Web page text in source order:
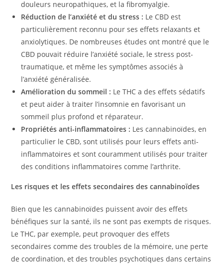
douleurs neuropathiques, et la fibromyalgie.
Réduction de l’anxiété et du stress : Le CBD est
particulièrement reconnu pour ses effets relaxants et
anxiolytiques. De nombreuses études ont montré que le
CBD pouvait réduire l’anxiété sociale, le stress post-
traumatique, et même les symptômes associés à
l’anxiété généralisée.
Amélioration du sommeil : Le THC a des effets sédatifs
et peut aider à traiter l’insomnie en favorisant un
sommeil plus profond et réparateur.
Propriétés anti-inflammatoires : Les cannabinoïdes, en
particulier le CBD, sont utilisés pour leurs effets anti-
inflammatoires et sont couramment utilisés pour traiter
des conditions inflammatoires comme l’arthrite.
Les risques et les effets secondaires des cannabinoïdes
Bien que les cannabinoïdes puissent avoir des effets
bénéfiques sur la santé, ils ne sont pas exempts de risques.
Le THC, par exemple, peut provoquer des effets
secondaires comme des troubles de la mémoire, une perte
de coordination, et des troubles psychotiques dans certains